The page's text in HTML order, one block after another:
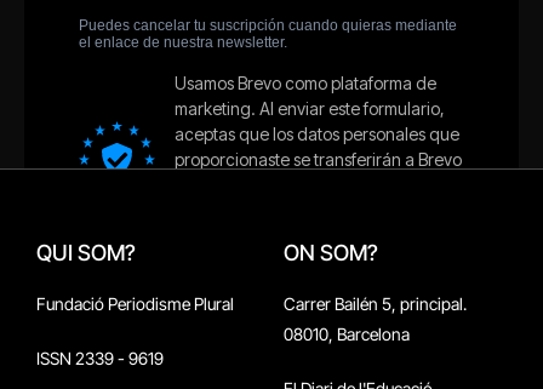
QUI SOM?
Fundació Periodisme Plural
ISSN 2339 - 9619
ON SOM?
Carrer Bailén 5, principal.
08010, Barcelona